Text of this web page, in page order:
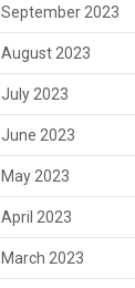
September 2023
August 2023
July 2023
June 2023
May 2023
April 2023
March 2023